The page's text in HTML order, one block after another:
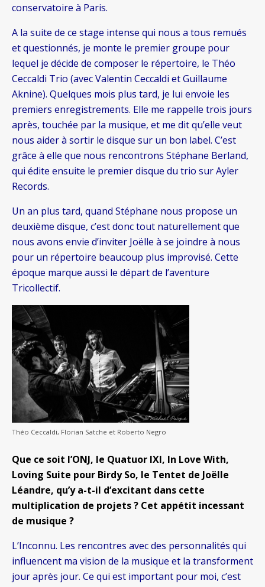
conservatoire à Paris.
A la suite de ce stage intense qui nous a tous remués
et questionnés, je monte le premier groupe pour
lequel je décide de composer le répertoire, le Théo
Ceccaldi Trio (avec Valentin Ceccaldi et Guillaume
Aknine). Quelques mois plus tard, je lui envoie les
premiers enregistrements. Elle me rappelle trois jours
après, touchée par la musique, et me dit qu’elle veut
nous aider à sortir le disque sur un bon label. C’est
grâce à elle que nous rencontrons Stéphane Berland,
qui édite ensuite le premier disque du trio sur Ayler
Records.
Un an plus tard, quand Stéphane nous propose un
deuxième disque, c’est donc tout naturellement que
nous avons envie d’inviter Joëlle à se joindre à nous
pour un répertoire beaucoup plus improvisé. Cette
époque marque aussi le départ de l’aventure
Tricollectif.
Théo Ceccaldi, Florian Satche et Roberto Negro
Que ce soit l’ONJ, le Quatuor IXI, In Love With,
Loving Suite pour Birdy So, le Tentet de Joëlle
Léandre, qu’y a-t-il d’excitant dans cette
multiplication de projets ? Cet appétit incessant
de musique ?
L’Inconnu. Les rencontres avec des personnalités qui
influencent ma vision de la musique et la transforment
jour après jour. Ce qui est important pour moi, c’est